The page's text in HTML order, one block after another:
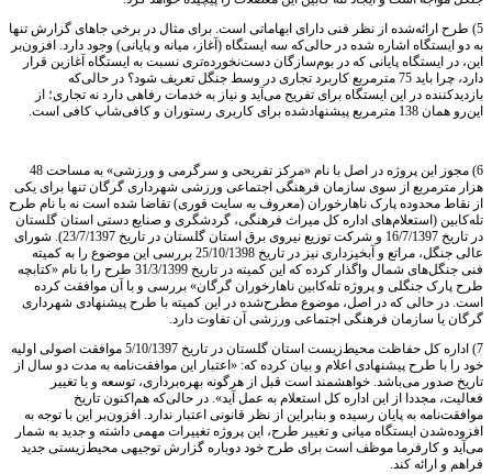
5) طرح ارائه‌شده از نظر فنی دارای ابهاماتی است. برای مثال در برخی جاهای گزارش تنها
به دو ایستگاه اشاره شده در حالی‌که سه ایستگاه (آغاز، میانه و پایانی) وجود دارد. افزون‌بر
این، در ایستگاه پایانی که در بوم‌سازگان دست‌نخورده‌تری نسبت به ایستگاه آغازین قرار
دارد، چرا باید 75 مترمربع کاربرد تجاری در وسط جنگل تعریف شود؟ در حالی‌که
بازدیدکننده در این ایستگاه برای تفریح می‌آید و نیاز به خدمات رفاهی دارد نه تجاری؛ از
این‌رو همان 138 مترمربع پیشنهادشده برای کاربری رستوران و کافی‌شاپ کافی است.
6) مجوز این پروژه در اصل با نام «مرکز تفریحی و سرگرمی و ورزشی» به مساحت 48
هزار مترمربع از سوی سازمان فرهنگی اجتماعی ورزشی شهرداری گرگان تنها برای یکی
از نقاط محدوده پارک ناهارخوران (معروف به سایت قوری) تقاضا شده است نه با نام طرح
تله‌کابین (استعلام‌های اداره کل میراث فرهنگی، گردشگری و صنایع دستی استان گلستان
در تاریخ 16/7/1397 و شرکت توزیع نیروی برق استان گلستان در تاریخ 23/7/1397). شورای
عالی جنگل، مراتع و آبخیزداری نیز در تاریخ 25/10/1398 بررسی این موضوع را به کمیته
فنی جنگل‌های شمال واگذار کرده که این کمیته در تاریخ 31/3/1399 طرح را با نام «کتابچه
طرح پارک جنگلی و پروژه تله‌کابین ناهارخوران گرگان» بررسی و با آن موافقت کرده
است. در حالی که در اصل، موضوع مطرح‌شده در این کمیته با طرح پیشنهادی شهرداری
گرگان یا سازمان فرهنگی اجتماعی ورزشی آن تفاوت دارد.
7) اداره کل حفاظت محیط‌زیست استان گلستان در تاریخ 5/10/1397 موافقت اصولی اولیه
خود را با طرح پیشنهادی اعلام و بیان کرده که: «اعتبار این موافقت‌نامه به مدت دو سال از
تاریخ صدور می‌باشد. خواهشمند است قبل از هرگونه بهره‌برداری، توسعه و یا تغییر
فعالیت، مجددا از این اداره کل استعلام به عمل آید». در حالی‌که هم‌اکنون تاریخ
موافقت‌نامه به پایان رسیده و بنابراین از نظر قانونی اعتبار ندارد. افزون‌بر این با توجه به
افزوده‌شدن ایستگاه میانی و تغییر طرح، این پروژه تغییرات مهمی داشته و جدید به شمار
می‌آید و کارفرما موظف است برای طرح خود دوباره گزارش توجیهی محیط‌زیستی جدید
فراهم و ارائه کند.